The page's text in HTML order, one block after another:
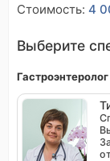
Стоимость: 4
Выберите
Гастроэнтеролог